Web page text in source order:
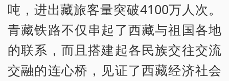
吨，进出藏旅客量突破4100万人次。
青藏铁路不仅串起了西藏与祖国各地
的联系，而且搭建起各民族交往交流
交融的连心桥，见证了西藏经济社会